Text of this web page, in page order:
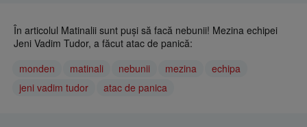
În articolul Matinalii sunt puși să facă nebunii! Mezina echipei
Jeni Vadim Tudor, a făcut atac de panică:
monden
matinali nebunii mezina
echipa
jeni vadim tudor
atac de panica